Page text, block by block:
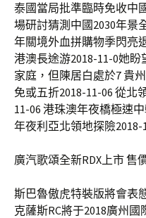
泰國當局批準臨時免收中
場研討猜測中國2030年景
年關境外血拼購物季閃亮
港澳長途游2018-11-0她
家庭，但陳居白處於7 貴
免或五折2018-11-06 從北
11-06 港珠澳年夜橋極速
年夜利亞北領地探險2018-
廣汽歌頌全新RDX上市 售
斯巴魯傲虎特裝版將會表
克薩斯RC將于2018廣州